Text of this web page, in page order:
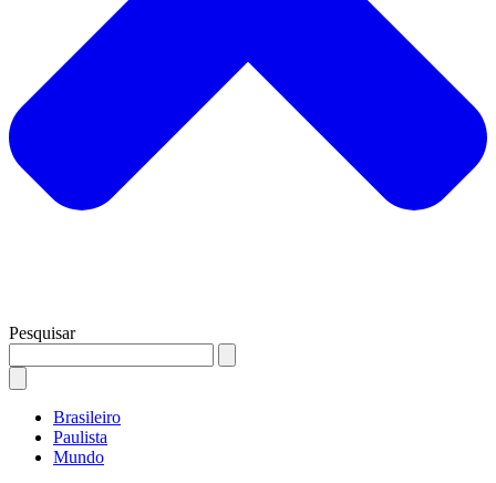
Pesquisar
Brasileiro
Paulista
Mundo